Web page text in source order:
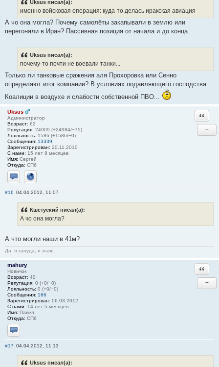
Uksus писал(а):
именно войсковая операция: куда-то делась иракская авиация
А чо она могла? Почему самолёты закапывали в землю или
перегоняли в Иран? Пассивная позиция от начала и до конца.
Uksus писал(а):
почему-то почти не воевали танки...
Только ли танковые сражения аля Прохоровка или Сенно
определяют итог компании? В условиях подавляющего господства
Коалиции в воздухе и слабости собственной ПВО...
Uksus
Администратор
Возраст: 62
Репутация: 24909 (+24984/−75)
Лояльность: 1586 (+1586/−0)
Сообщения: 13339
Зарегистрирован: 20.11.2010
С нами: 15 лет 8 месяцев
Имя: Сергей
Откуда: СПб
Отправить личное сообщение
Сайт
−
#16 04.04.2012, 11:07
Кшетуский писал(а):
А чо она могла?
А что могли наши в 41м?
Да, я зануда, я знаю...
mahury
Новичок
Возраст: 40
Репутация: 0 (+0/−0)
Лояльность: 0 (+0/−0)
Сообщения: 166
Зарегистрирован: 06.03.2012
С нами: 14 лет 5 месяцев
Имя: Павел
Откуда: СПб
Отправить личное сообщение
−
#17 04.04.2012, 11:13
Uksus писал(а):